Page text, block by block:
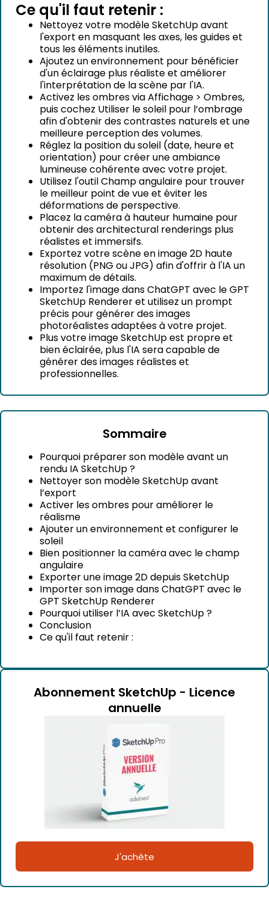
Ce qu'il faut retenir :
Nettoyez votre modèle SketchUp avant
l'export en masquant les axes, les guides et
tous les éléments inutiles.
Ajoutez un environnement pour bénéficier
d'un éclairage plus réaliste et améliorer
l'interprétation de la scène par l'IA.
Activez les ombres via Affichage > Ombres,
puis cochez Utiliser le soleil pour l’ombrage
afin d'obtenir des contrastes naturels et une
meilleure perception des volumes.
Réglez la position du soleil (date, heure et
orientation) pour créer une ambiance
lumineuse cohérente avec votre projet.
Utilisez l'outil Champ angulaire pour trouver
le meilleur point de vue et éviter les
déformations de perspective.
Placez la caméra à hauteur humaine pour
obtenir des architectural renderings plus
réalistes et immersifs.
Exportez votre scène en image 2D haute
résolution (PNG ou JPG) afin d'offrir à l'IA un
maximum de détails.
Importez l'image dans ChatGPT avec le GPT
SketchUp Renderer et utilisez un prompt
précis pour générer des images
photoréalistes adaptées à votre projet.
Plus votre image SketchUp est propre et
bien éclairée, plus l'IA sera capable de
générer des images réalistes et
professionnelles.
Sommaire
Pourquoi préparer son modèle avant un
rendu IA SketchUp ?
Nettoyer son modèle SketchUp avant
l’export
Activer les ombres pour améliorer le
réalisme
Ajouter un environnement et configurer le
soleil
Bien positionner la caméra avec le champ
angulaire
Exporter une image 2D depuis SketchUp
Importer son image dans ChatGPT avec le
GPT SketchUp Renderer
Pourquoi utiliser l’IA avec SketchUp ?
Conclusion
Ce qu'il faut retenir :
Abonnement SketchUp - Licence
annuelle
J'achète